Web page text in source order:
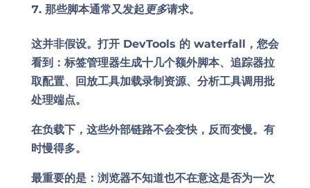
那些脚本通常又发起 更多请求。
这并非假设。打开 DevTools 的 waterfall，您会
看到：标签管理器生成十几个额外脚本、追踪器拉
取配置、回放工具加载录制资源、分析工具调用批
处理端点。
在负载下，这些外部链路不会变快，反而变慢。有
时慢得多。
最重要的是：浏览器不知道也不在意这是否为一次